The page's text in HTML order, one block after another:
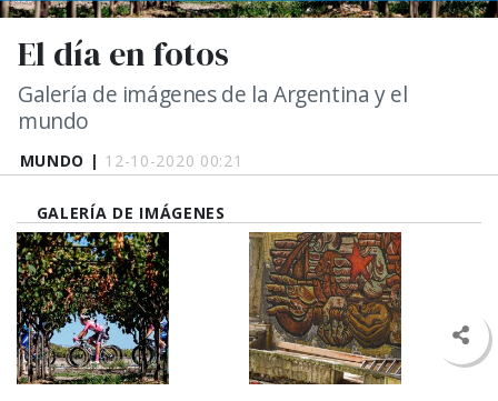
MUNDO | 12-10-2020 00:21
El día en fotos
Galería de imágenes de la Argentina y el
mundo
GALERÍA DE IMÁGENES